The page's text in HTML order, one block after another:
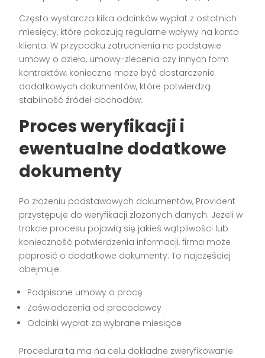
Często wystarcza kilka odcinków wypłat z ostatnich
miesięcy, które pokazują regularne wpływy na konto
klienta. W przypadku zatrudnienia na podstawie
umowy o dzieło, umowy-zlecenia czy innych form
kontraktów, konieczne może być dostarczenie
dodatkowych dokumentów, które potwierdzą
stabilność źródeł dochodów.
Proces weryfikacji i
ewentualne dodatkowe
dokumenty
Po złożeniu podstawowych dokumentów, Provident
przystępuje do weryfikacji złożonych danych. Jeżeli w
trakcie procesu pojawią się jakieś wątpliwości lub
konieczność potwierdzenia informacji, firma może
poprosić o dodatkowe dokumenty. To najczęściej
obejmuje:
Podpisane umowy o pracę
Zaświadczenia od pracodawcy
Odcinki wypłat za wybrane miesiące
Procedura ta ma na celu dokładne zweryfikowanie